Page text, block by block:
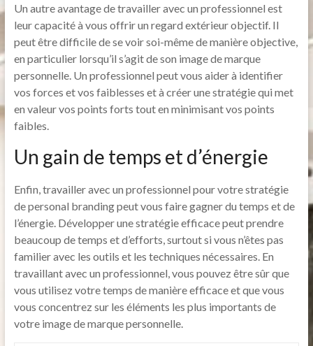
Un autre avantage de travailler avec un professionnel est
leur capacité à vous offrir un regard extérieur objectif. Il
peut être difficile de se voir soi-même de manière objective,
en particulier lorsqu’il s’agit de son image de marque
personnelle. Un professionnel peut vous aider à identifier
vos forces et vos faiblesses et à créer une stratégie qui met
en valeur vos points forts tout en minimisant vos points
faibles.
Un gain de temps et d’énergie
Enfin, travailler avec un professionnel pour votre stratégie
de personal branding peut vous faire gagner du temps et de
l’énergie. Développer une stratégie efficace peut prendre
beaucoup de temps et d’efforts, surtout si vous n’êtes pas
familier avec les outils et les techniques nécessaires. En
travaillant avec un professionnel, vous pouvez être sûr que
vous utilisez votre temps de manière efficace et que vous
vous concentrez sur les éléments les plus importants de
votre image de marque personnelle.